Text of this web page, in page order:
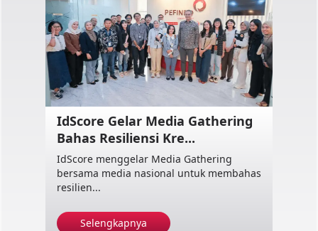
IdScore Gelar Media Gathering
Bahas Resiliensi Kre...
IdScore menggelar Media Gathering
bersama media nasional untuk membahas
resilien...
Selengkapnya